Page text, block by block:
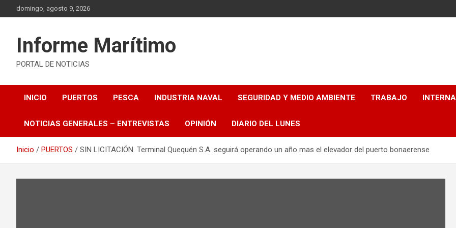
al
domingo, agosto 9, 2026
Informe Marítimo
PORTAL DE NOTICIAS
INICIO PUERTOS PESCA INDUSTRIA NAVAL SEGURIDAD Y MEDIO AMBIENTE TRABAJO
NOTICIAS GENERALES – ENTREVISTAS OPINIÓN DIARIO DEL LUNES
Inicio PUERTOS SIN LICITACIÓN. Terminal Quequén S.A. seguirá operando un año mas el elevador del puerto bonaerense